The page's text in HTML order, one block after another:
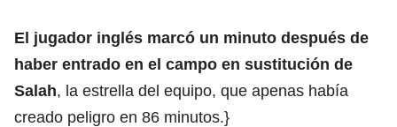
El jugador inglés marcó un minuto después de
haber entrado en el campo en sustitución de
Salah, la estrella del equipo, que apenas había
creado peligro en 86 minutos.}